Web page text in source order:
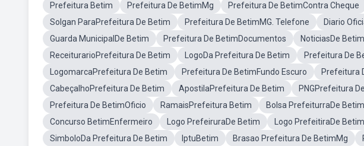
Prefeitura Betim Prefeitura De BetimMg Prefeitura De BetimContra Cheque
Solgan ParaPrefeitura De Betim
Prefeitura De BetimMG. Telefone Diario
Guarda MunicipalDe Betim
Prefeitura De BetimDocumentos NoticiasDe Betim
ReceiturarioPrefeitura De Betim
LogoDa Prefeitura De Betim Prefeitura De
LogomarcaPrefeitura De Betim
Prefeitura De BetimFundo Escuro
Prefeitura
CabeçalhoPrefeitura De Betim
ApostilaPrefeitura De Betim PNGPrefeitura
Prefeitura De BetimOficio
RamaisPrefeitura Betim Bolsa PrefeiturraDe Betim
Concurso BetimEnfermeiro
Logo PrefeiruraDe Betim Logo PrefeitiraDe Betim
SimboloDa Prefeitura De Betim
IptuBetim Brasao Prefeitura De BetimMg